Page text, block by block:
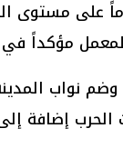
مستوى
مؤكداً
نواب
الحرب